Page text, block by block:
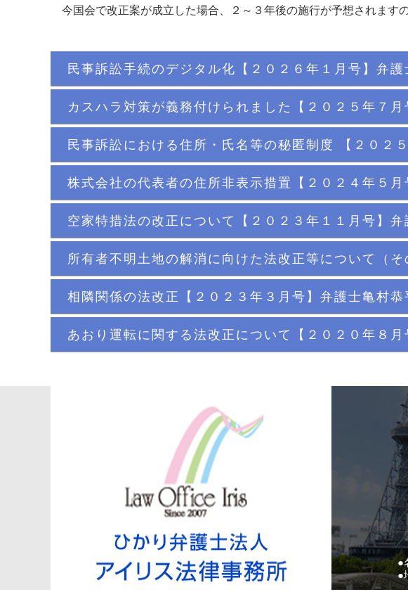
今国会で改正案が成立した場合、２～３年後の施行が予想されます
民事訴訟手続のデジタル化【２０２６年１月号】弁護
カスハラ対策が義務付けられました【２０２５年７
民事訴訟における住所・氏名等の秘匿制度 【２０２
株式会社の代表者の住所非表示措置【２０２４年５
空家特措法の改正について【２０２３年１１月号】弁
所有者不明土地の解消に向けた法改正等について（
相隣関係の法改正【２０２３年３月号】弁護士亀村恭
あおり運転に関する法改正について【２０２０年８
●
●